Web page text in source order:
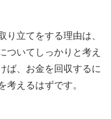
り立てをする理由は、
ついてしっかりと考え
ば、お金を回収するに
考えるはずです。